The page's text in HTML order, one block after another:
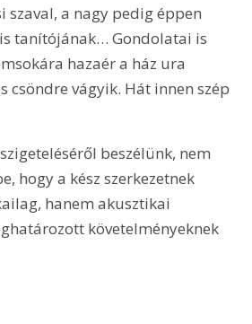
szaval, a nagy pedig éppen
tanítójának… Gondolatai is
hazaér a ház ura
csöndre vágyik. Hát innen szép
beszélünk, nem
hogy a kész szerkezetnek
hanem akusztikai
követelményeknek